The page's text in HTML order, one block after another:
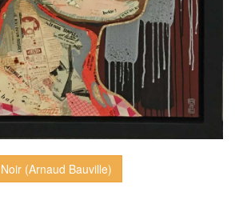
Noir (Arnaud Bauville)